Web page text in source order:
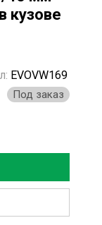
кузове
EVOVW169
Под заказ